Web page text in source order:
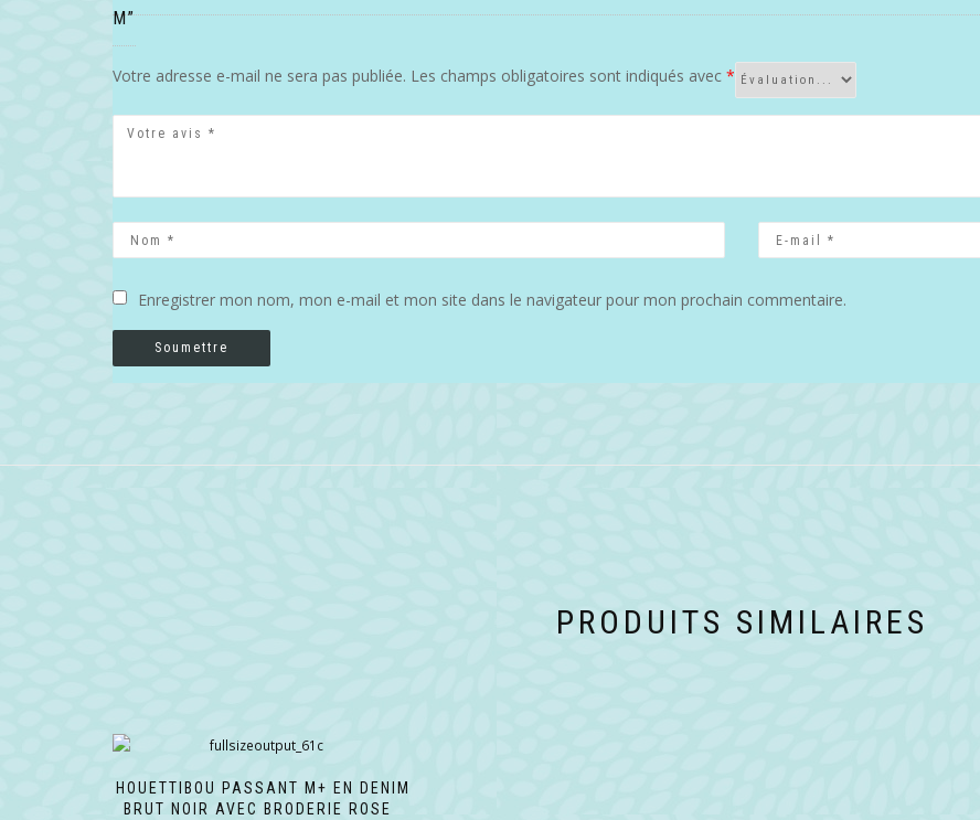
M”
Votre adresse e-mail ne sera pas publiée. Les champs obligatoires sont indiqués avec *
Enregistrer mon nom, mon e-mail et mon site dans le navigateur pour mon prochain commentaire.
PRODUITS SIMILAIRES
CHOUETTIBOU PASSANT M+ EN DENIM
BRUT NOIR AVEC BRODERIE ROSE